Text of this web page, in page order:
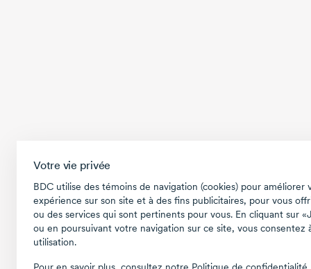
Votre vie privée
BDC utilise des témoins de navigation (cookies) pour améliorer
expérience sur son site et à des fins publicitaires, pour vous
ou des services qui sont pertinents pour vous. En cliquant sur
ou en poursuivant votre navigation sur ce site, vous consentez
utilisation.